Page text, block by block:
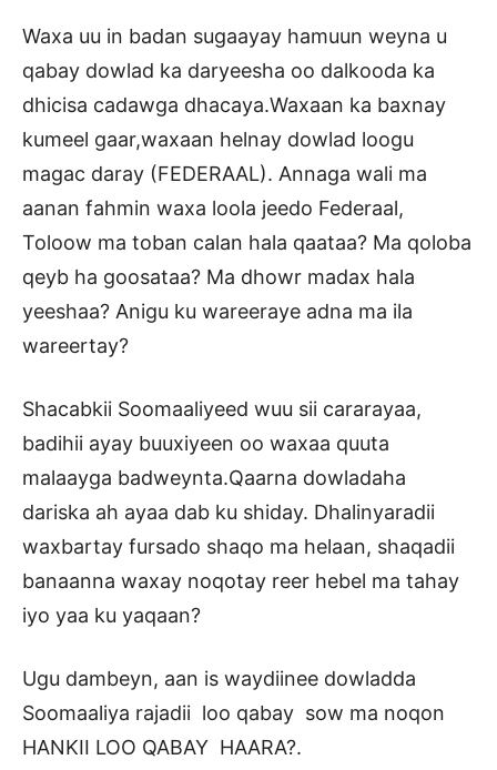
Waxa uu in badan sugaayay hamuun weyna u
qabay dowlad ka daryeesha oo dalkooda ka
dhicisa cadawga dhacaya.Waxaan ka baxnay
kumeel gaar,waxaan helnay dowlad loogu
magac daray (FEDERAAL). Annaga wali ma
aanan fahmin waxa loola jeedo Federaal,
Toloow ma toban calan hala qaataa? Ma qoloba
qeyb ha goosataa? Ma dhowr madax hala
yeeshaa? Anigu ku wareeraye adna ma ila
wareertay?
Shacabkii Soomaaliyeed wuu sii cararayaa,
badihii ayay buuxiyeen oo waxaa quuta
malaayga badweynta.Qaarna dowladaha
dariska ah ayaa dab ku shiday. Dhalinyaradii
waxbartay fursado shaqo ma helaan, shaqadii
banaanna waxay noqotay reer hebel ma tahay
iyo yaa ku yaqaan?
Ugu dambeyn, aan is waydiinee dowladda
Soomaaliya rajadii loo qabay sow ma noqon
HANKII LOO QABAY HAARA?.